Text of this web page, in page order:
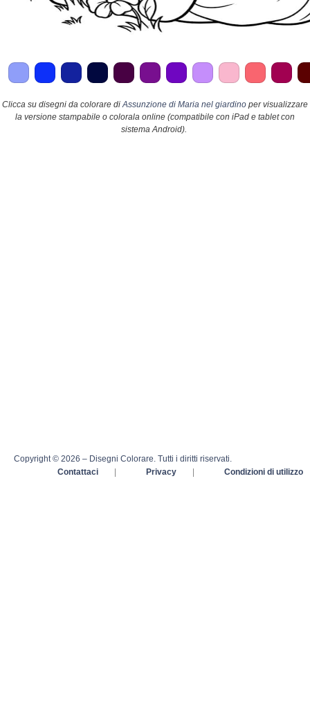
Clicca su disegni da colorare diAssunzione di Maria nel giardino per visualizzare
la versione stampabile o colorala online (compatibile con iPad e tablet con
sistema Android).
Copyright © 2026 – Disegni Colorare. Tutti i diritti riservati.
Contattaci
Privacy Condizioni di utilizzo